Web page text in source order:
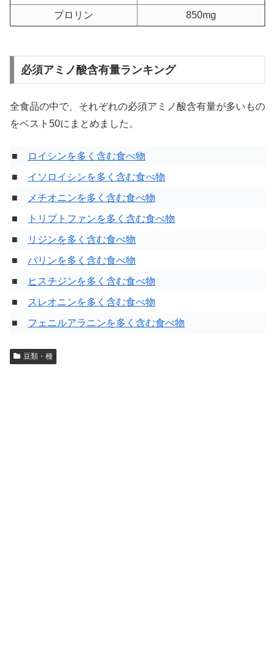
プロリン 850mg
必須アミノ酸含有量ランキング
全食品の中で、それぞれの必須アミノ酸含有量が多いもの
をベスト50にまとめました。
■
ロイシンを多く含む食べ物
■ イソロイシンを多く含む食べ物
■
メチオニンを多く含む食べ物
■
トリプトファンを多く含む食べ物
■
リジンを多く含む食べ物
■ バリンを多く含む食べ物
■
ヒスチジンを多く含む食べ物
■
スレオニンを多く含む食べ物
■ フェニルアラニンを多く含む食べ物
豆類・種